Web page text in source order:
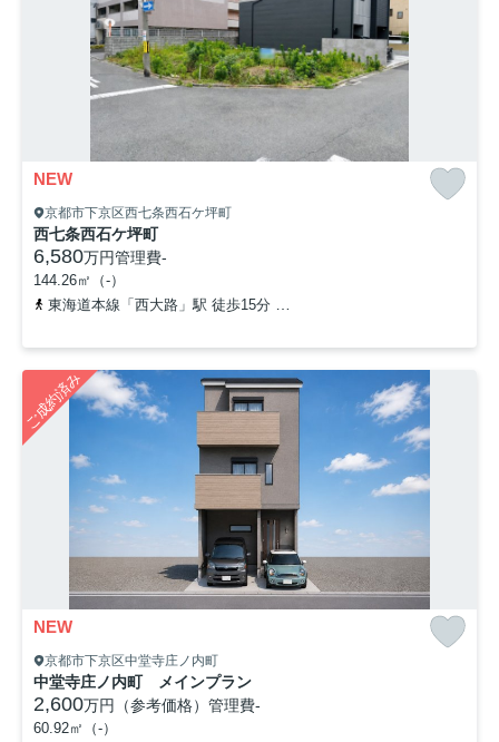
NEW
京都市下京区西七条西石ケ坪町
西七条西石ケ坪町
6,580万円管理費-
144.26㎡（-）
東海道本線「西大路」駅 徒歩15分
ご成約済み
NEW
京都市下京区中堂寺庄ノ内町
中堂寺庄ノ内町 メインプラン
2,600万円（参考価格） 管理費-
60.92㎡（-）